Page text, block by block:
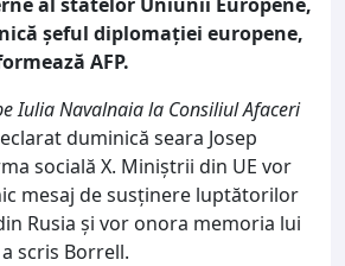
șeful diplomației europene,
AFP.
Iulia Navalnaia la Consiliul Afaceri
duminică seara Josep
socială X. Miniștrii din UE vor
mesaj de susținere luptătorilor
Rusia și vor onora memoria lui
scris Borrell.